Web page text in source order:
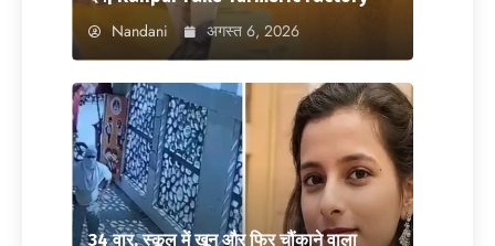
Nandani अगस्त 6, 2026
34 वार, स्कूल में खून और फिर चौंकाने वाला